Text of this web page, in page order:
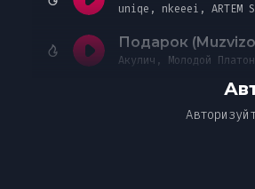
uniqe, nkeeei, ARTEM
Подарок
Акулич, Молодой Платон